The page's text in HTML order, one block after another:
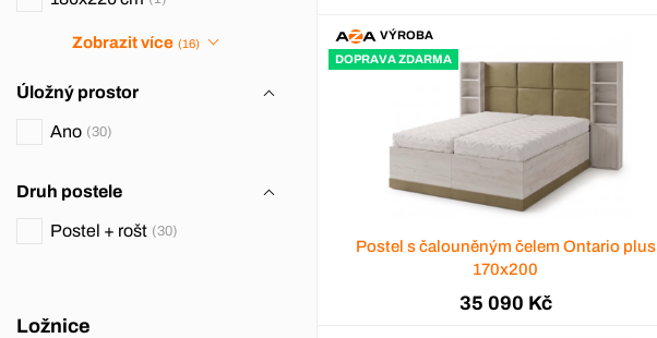
Zobrazit více (16)
Úložný prostor
Ano 30
Druh postele
Postel + rošt 30
Ložnice
VÝROBA
DOPRAVA ZDARMA
Postel s čalouněným čelem Ontario plus
170x200
35 090 Kč